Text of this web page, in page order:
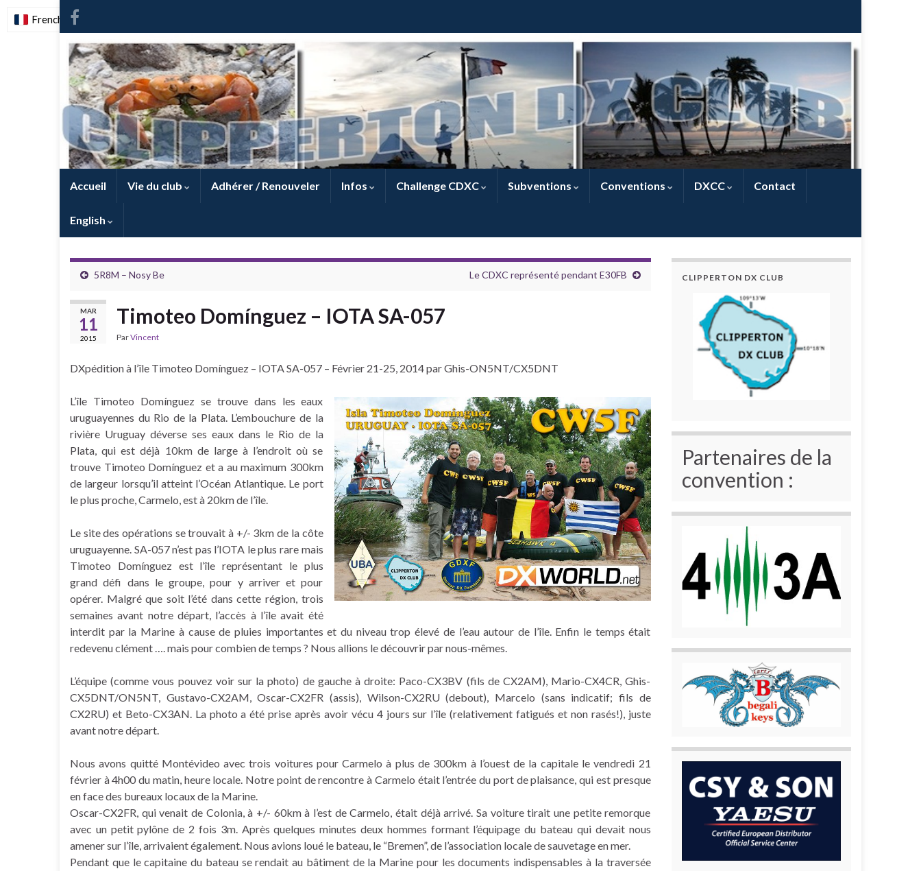
Accueil Vie du club Adhérer / Renouveler Infos Challenge CDXC Subventions Conventions DXCC Contact
English
5R8M – Nosy Be Le CDXC représenté pendant E30FB
MAR
11
2015
Timoteo Domínguez – IOTA SA-057
ParVincent
DXpédition à l’île Timoteo Domínguez – IOTA SA-057 – Février 21-25, 2014 par Ghis-ON5NT/CX5DNT
L’île Timoteo Domínguez se trouve dans les eaux
uruguayennes du Rio de la Plata. L’embouchure de la
rivière Uruguay déverse ses eaux dans le Rio de la
Plata, qui est déjà 10km de large à l’endroit où se
trouve Timoteo Domínguez et a au maximum 300km
de largeur lorsqu’il atteint l’Océan Atlantique. Le port
le plus proche, Carmelo, est à 20km de l’île.
Le site des opérations se trouvait à +/- 3km de la côte
uruguayenne. SA-057 n’est pas l’IOTA le plus rare mais
Timoteo Domínguez est l’île représentant le plus
grand défi dans le groupe, pour y arriver et pour
opérer. Malgré que soit l’été dans cette région, trois
semaines avant notre départ, l’accès à l’île avait été
interdit par la Marine à cause de pluies importantes et du niveau trop élevé de l’eau autour de l’île. Enfin le temps était
redevenu clément …. mais pour combien de temps ? Nous allions le découvrir par nous-mêmes.
L’équipe (comme vous pouvez voir sur la photo) de gauche à droite: Paco-CX3BV (fils de CX2AM), Mario-CX4CR, Ghis-
CX5DNT/ON5NT, Gustavo-CX2AM, Oscar-CX2FR (assis), Wilson-CX2RU (debout), Marcelo (sans indicatif; fils de
CX2RU) et Beto-CX3AN. La photo a été prise après avoir vécu 4 jours sur l’île (relativement fatigués et non rasés!), juste
avant notre départ.
Nous avons quitté Montévideo avec trois voitures pour Carmelo à plus de 300km à l’ouest de la capitale le vendredi 21
février à 4h00 du matin, heure locale. Notre point de rencontre à Carmelo était l’entrée du port de plaisance, qui est presque
en face des bureaux locaux de la Marine.
Oscar-CX2FR, qui venait de Colonia, à +/- 60km à l’est de Carmelo, était déjà arrivé. Sa voiture tirait une petite remorque
avec un petit pylône de 2 fois 3m. Après quelques minutes deux hommes formant l’équipage du bateau qui devait nous
amener sur l’île, arrivaient également. Nous avions loué le bateau, le “Bremen”, de l’association locale de sauvetage en mer.
Pendant que le capitaine du bateau se rendait au bâtiment de la Marine pour les documents indispensables à la traversée
CLIPPERTON DX CLUB
Partenaires de la
convention :
French -FR